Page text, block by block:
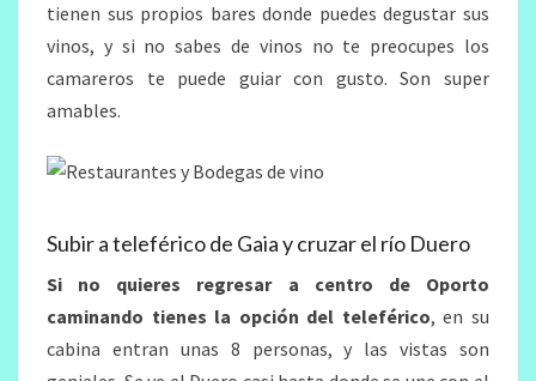
tienen sus propios bares donde puedes degustar sus
vinos, y si no sabes de vinos no te preocupes los
camareros te puede guiar con gusto. Son super
amables.
Subir a teleférico de Gaia y cruzar el río Duero
Si no quieres regresar a centro de Oporto
caminando tienes la opción del teleférico, en su
cabina entran unas 8 personas, y las vistas son